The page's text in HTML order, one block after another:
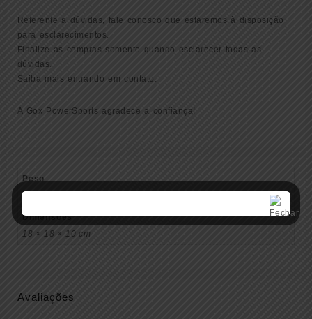
Referente a dúvidas, fale conosco que estaremos à disposição
para esclarecimentos.
Finalize as compras somente quando esclarecer todas as
dúvidas.
Saiba mais entrando em contato.
A Gox PowerSports agradece a confiança!
Peso
1 kg
Dimensões
18 × 18 × 10 cm
Avaliações